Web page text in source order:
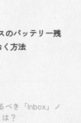
のバッテリー残
方法
べき「Inbox」ノ
？